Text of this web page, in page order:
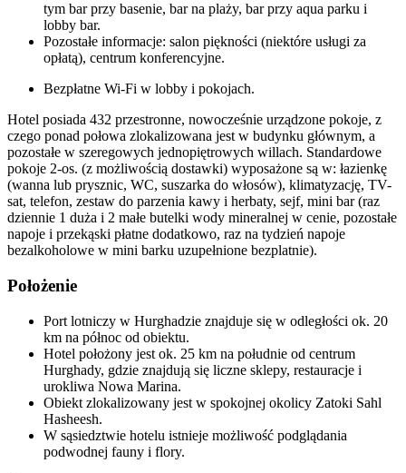
tym bar przy basenie, bar na plaży, bar przy aqua parku i
lobby bar.
Pozostałe informacje: salon piękności (niektóre usługi za
opłatą), centrum konferencyjne.
Bezpłatne Wi-Fi w lobby i pokojach.
Hotel posiada 432 przestronne, nowocześnie urządzone pokoje, z
czego ponad połowa zlokalizowana jest w budynku głównym, a
pozostałe w szeregowych jednopiętrowych willach. Standardowe
pokoje 2-os. (z możliwością dostawki) wyposażone są w: łazienkę
(wanna lub prysznic, WC, suszarka do włosów), klimatyzację, TV-
sat, telefon, zestaw do parzenia kawy i herbaty, sejf, mini bar (raz
dziennie 1 duża i 2 małe butelki wody mineralnej w cenie, pozostałe
napoje i przekąski płatne dodatkowo, raz na tydzień napoje
bezalkoholowe w mini barku uzupełnione bezplatnie).
Położenie
Port lotniczy w Hurghadzie znajduje się w odległości ok. 20
km na północ od obiektu.
Hotel położony jest ok. 25 km na południe od centrum
Hurghady, gdzie znajdują się liczne sklepy, restauracje i
urokliwa Nowa Marina.
Obiekt zlokalizowany jest w spokojnej okolicy Zatoki Sahl
Hasheesh.
W sąsiedztwie hotelu istnieje możliwość podglądania
podwodnej fauny i flory.